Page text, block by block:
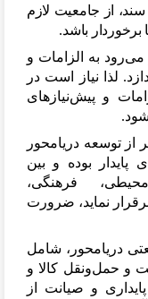
از جامعیت لازم
برخوردار باشد.
میرود به الزامات و
لذا نیاز است در
و پیشنیازهای
از توسعه دریامحور
پایدار بوده و بین
محیطی، فرهنگی،
نماید، ضرورت
دریامحور، شامل
و حملونقل کالا و
و صیانت از